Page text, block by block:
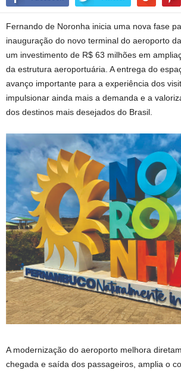
Fernando de Noronha inicia uma nova fase
inauguração do novo terminal do aeroporto
um investimento de R$ 63 milhões em
da estrutura aeroportuária. A entrega do
avanço importante para a experiência dos
impulsionar ainda mais a demanda e a
dos destinos mais desejados do Brasil.
A modernização do aeroporto melhora
chegada e saída dos passageiros, amplia o